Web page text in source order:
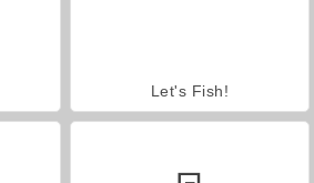
Let's Fish!